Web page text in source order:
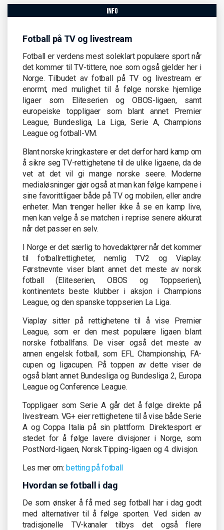
info
Fotball på TV og livestream
Fotball er verdens mest soleklart populære sport når
det kommer til TV-tittere, noe som også gjelder her i
Norge. Tilbudet av fotball på TV og livestream er
enormt, med mulighet til å følge norske hjemlige
ligaer som Eliteserien og OBOS-ligaen, samt
europeiske toppligaer som blant annet Premier
League, Bundesliga, La Liga, Serie A, Champions
League og fotball-VM.
Blant norske kringkastere er det derfor hard kamp om
å sikre seg TV-rettighetene til de ulike ligaene, da de
vet at det vil gi mange norske seere. Moderne
medialøsninger gjør også at man kan følge kampene i
sine favorittligaer både på TV og mobilen, eller andre
enheter. Man trenger heller ikke å se en kamp live,
men kan velge å se matchen i reprise senere akkurat
når det passer en selv.
I Norge er det særlig to hovedaktører når det kommer
til fotballrettigheter, nemlig TV2 og Viaplay.
Førstnevnte viser blant annet det meste av norsk
fotball (Eliteserien, OBOS og Toppserien),
kontinentets beste klubber i aksjon i Champions
League, og den spanske toppserien La Liga.
Viaplay sitter på rettighetene til å vise Premier
League, som er den mest populære ligaen blant
norske fotballfans. De viser også det meste av
annen engelsk fotball, som EFL Championship, FA-
cupen og ligacupen. På toppen av dette viser de
også blant annet Bundesliga og Bundesliga 2, Europa
League og Conference League.
Toppligaer som Serie A går det å følge direkte på
livestream. VG+ eier rettighetene til å vise både Serie
A og Coppa Italia på sin plattform. Direktesport er
stedet for å følge lavere divisjoner i Norge, som
PostNord-ligaen, Norsk Tipping-ligaen og 4. divisjon.
Les mer om:betting på fotball
Hvordan se fotball i dag
De som ønsker å få med seg fotball har i dag godt
med alternativer til å følge sporten. Ved siden av
tradisjonelle TV-kanaler tilbys det også flere